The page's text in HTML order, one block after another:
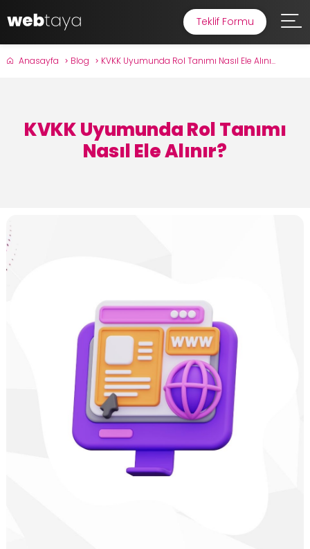
Teklif Formu
Anasayfa Blog KVKK Uyumunda Rol Tanımı Nasıl Ele Alını...
KVKK Uyumunda Rol Tanımı
Nasıl Ele Alınır?